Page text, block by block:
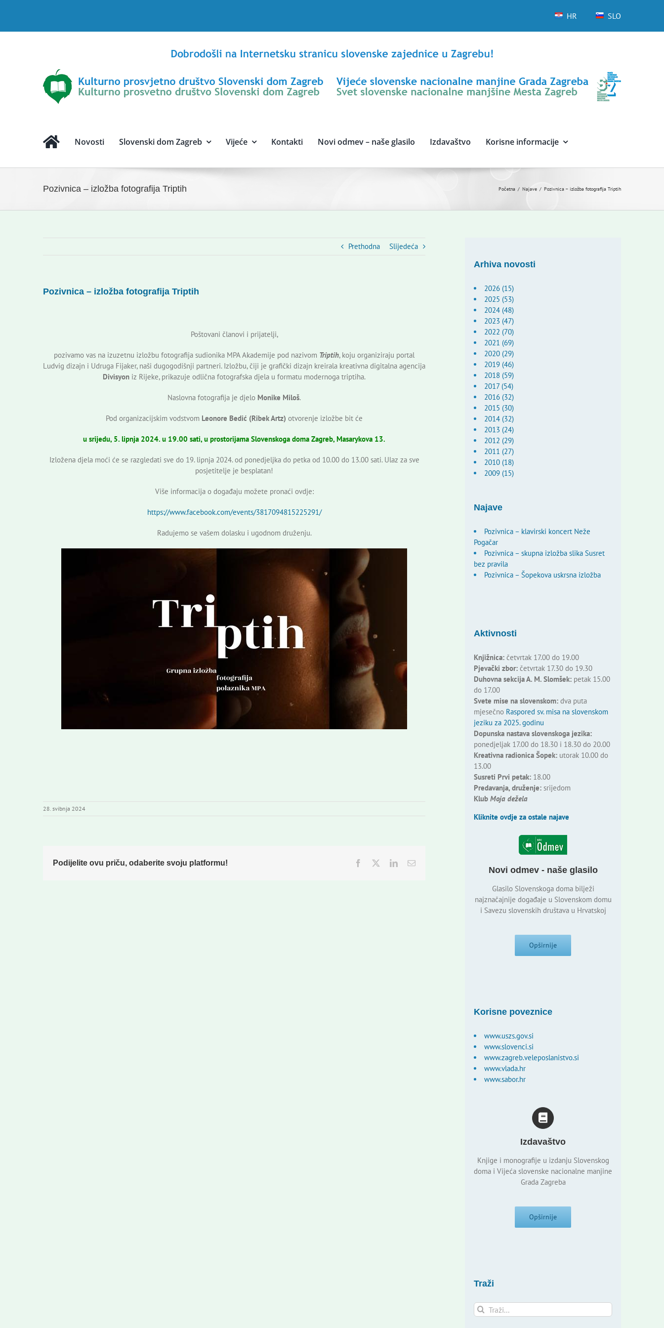
HR SLO
Novosti Slovenski dom Zagreb Vijeće Kontakti Novi odmev – naše glasilo Izdavaštvo Korisne informacije
Pozivnica – izložba fotografija Triptih Početna Najave Pozivnica – izložba fotografija Triptih
Prethodna Slijedeća
Pozivnica – izložba fotografija Triptih
Poštovani članovi i prijatelji,
pozivamo vas na izuzetnu izložbu fotografija sudionika MPA Akademije pod nazivom Triptih, koju organiziraju portal
Ludvig dizajn i Udruga Fijaker, naši dugogodišnji partneri. Izložbu, čiji je grafički dizajn kreirala kreativna digitalna agencija
Divisyon iz Rijeke, prikazuje odlična fotografska djela u formatu modernoga triptiha.
Naslovna fotografija je djelo Monike Miloš.
Pod organizacijskim vodstvom Leonore Bedić (Ribek Artz) otvorenje izložbe bit će
u srijedu, 5. lipnja 2024. u 19.00 sati, u prostorijama Slovenskoga doma Zagreb, Masarykova 13.
Izložena djela moći će se razgledati sve do 19. lipnja 2024. od ponedjeljka do petka od 10.00 do 13.00 sati. Ulaz za sve
posjetitelje je besplatan!
Više informacija o događaju možete pronaći ovdje:
https://www.facebook.com/events/3817094815225291/
Radujemo se vašem dolasku i ugodnom druženju.
28. svibnja 2024
Podijelite ovu priču, odaberite svoju platformu! Facebook
TwitterLinkedInEmail:
Arhiva novosti
2026 (15)
2025 (53)
2024 (48)
2023 (47)
2022 (70)
2021 (69)
2020 (29)
2019 (46)
2018 (59)
2017 (54)
2016 (32)
2015 (30)
2014 (32)
2013 (24)
2012 (29)
2011 (27)
2010 (18)
2009 (15)
Najave
Pozivnica – klavirski koncert Neže
Pogačar
Pozivnica – skupna izložba slika Susret
bez pravila
Pozivnica – Šopekova uskrsna izložba
Aktivnosti
Knjižnica:četvrtak 17.00 do 19.00
Pjevački zbor:četvrtak 17.30 do 19.30
Duhovna sekcija A. M. Slomšek:petak 15.00
do 17.00
Svete mise na slovenskom:dva puta
mjesečno Raspored sv. misa na slovenskom
jeziku za 2025. godinu
Dopunska nastava slovenskoga jezika:
ponedjeljak 17.00 do 18.30 i 18.30 do 20.00
Kreativna radionica Šopek:utorak 10.00 do
13.00
Susreti Prvi petak:18.00
Predavanja, druženje:srijedom
Klub Moja dežela
Kliknite ovdje za ostale najave
Novi odmev - naše glasilo
Glasilo Slovenskoga doma bilježi
najznačajnije događaje u Slovenskom domu
i Savezu slovenskih društava u Hrvatskoj
Opširnije
Korisne poveznice
www.uszs.gov.si
www.slovenci.si
www.zagreb.veleposlanistvo.si
www.vlada.hr
www.sabor.hr
Izdavaštvo
Knjige i monografije u izdanju Slovenskog
doma i Vijeća slovenske nacionalne manjine
Grada Zagreba
Opširnije
Traži
Traži...